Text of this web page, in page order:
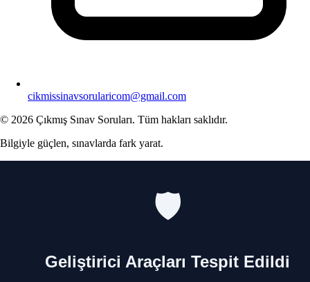
cikmissinavsorularicom@gmail.com
© 2026 Çıkmış Sınav Soruları. Tüm hakları saklıdır.
Bilgiyle güçlen, sınavlarda fark yarat.
🛡️
Geliştirici Araçları Tespit Edildi